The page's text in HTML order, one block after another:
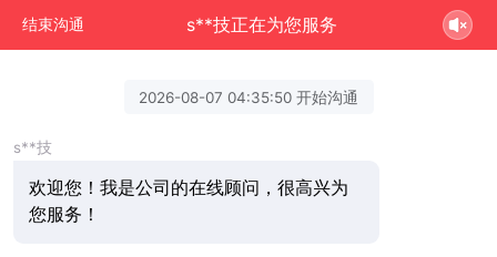
结束沟通 s**技正在为您服务
2026-08-07 04:35:50 开始沟通
s**技
欢迎您！我是公司的在线顾问，很高兴为
您服务！